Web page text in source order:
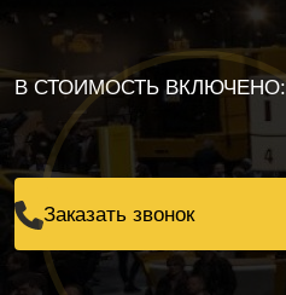
В СТОИМОСТЬ ВКЛЮЧЕНО:
Заказать звонок